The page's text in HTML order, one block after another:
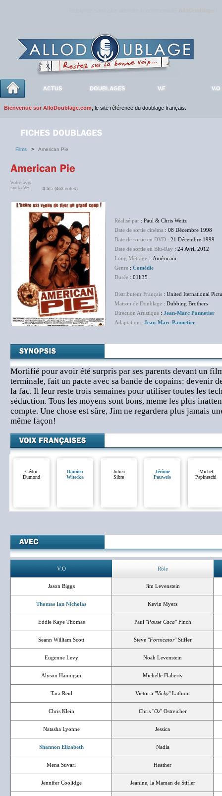
ACTUS DOUBLAGES V.F V.O
Bienvenue sur AlloDoublage.com , le site référence du doublage français.
Films > American Pie
Votre avis
sur la VF :
3.5/5 (463 notes)
Réalisé par : Paul & Chris Weitz
Date de sortie cinéma : 08 Décembre 1998
Date de sortie en DVD : 21 Décembre 1999
Date de sortie en Blu-Ray : 24 Avril 2012
Long Métrage : Américain
Genre : Comédie
Durée : 01h35
Distributeur Français : United Iternational
Maison de Doublage : Dubbing Brothers
Direction Artistique : Jean-Marc Pannetier
Adaptation : Jean-Marc Pannetier
Mortifié pour avoir été surpris par ses parents devant un
terminale, fait un pacte avec sa bande de copains: devenir
la fac. Il leur reste trois semaines pour utiliser toutes les
séduction. Tous les moyens sont bons, meme les plus
compte. Une chose est sûre, Jim ne regardera plus jamais
même façon!
Cédric
Dumond
Damien
Witecka
Julien
Sibre
Jérôme
Pauwels
Michel
Papineschi
V.O Rôle
Jason Biggs Jim Levenstein
Thomas Ian Nicholas Kevin Myers
Eddie Kaye Thomas Paul "Pause Caca" Finch
Seann William Scott Steve "Fornicator" Stifler
Eugenne Levy Noah Levenstein
Alyson Hannigan Michelle Flaherty
Tara Reid Victoria "Vicky" Lathum
Chris Klein Chris "Oz" Ostreicher
Natasha Lyonne Jessica
Shannon Elizabeth Nadia
Mena Suvari Heather
Jennifer Coolidge Jeanine, la Maman de Stifler